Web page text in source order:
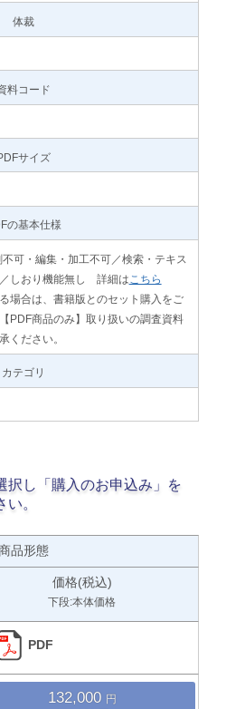
体裁
料コード
サイズ
の基本仕様
可・編集・加工不可／検索・テキス
しおり機能無し 詳細は こちら
場合は、書籍版とのセット購入をご
PDF商品のみ】取り扱いの調査資料
ください。
カテゴリ
択し「購入のお申込み」を
。
品形態
価格(税込)
下段:本体価格
PDF
132,000